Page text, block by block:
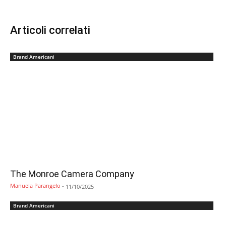
Articoli correlati
Brand Americani
The Monroe Camera Company
Manuela Parangelo - 11/10/2025
Brand Americani